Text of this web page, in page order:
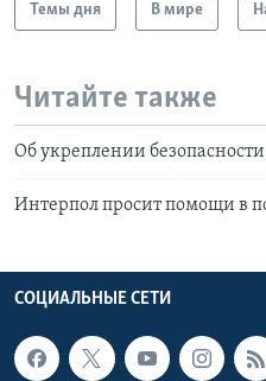
Темы дня В мире
Читайте также
Об укреплении
Интерпол просит помощи в
СОЦИАЛЬНЫЕ СЕТИ